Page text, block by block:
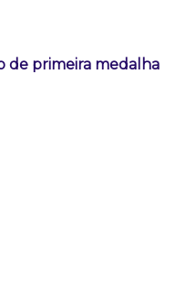
de primeira medalha